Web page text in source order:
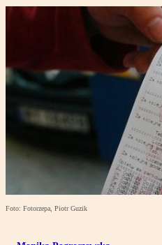
Foto: Fotorzepa, Piotr Guzik